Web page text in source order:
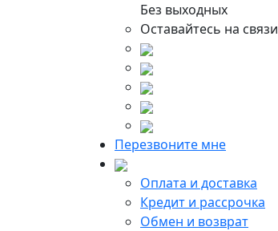
Без выходных
Оставайтесь на связи
Перезвоните мне
Оплата и доставка
Кредит и рассрочка
Обмен и возврат